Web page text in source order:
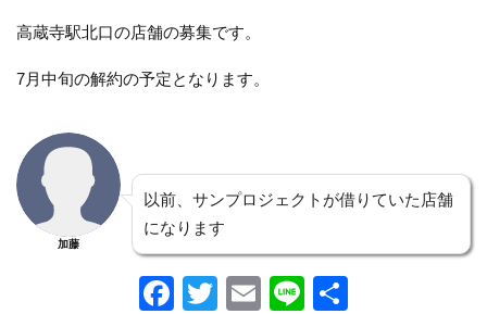
高蔵寺駅北口の店舗の募集です。
7月中旬の解約の予定となります。
加藤
以前、サンプロジェクトが借りていた店舗
になります
F
T
E
Li